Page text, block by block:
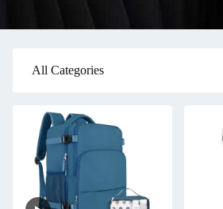
All Categories